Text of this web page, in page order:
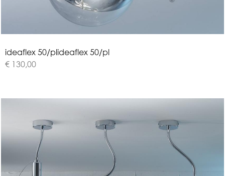
ideaflex 50/plideaflex 50/pl
€ 130,00